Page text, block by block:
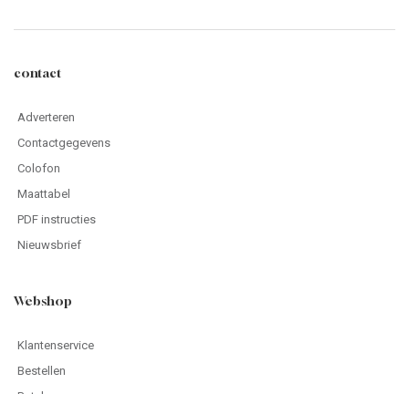
contact
Adverteren
Contactgegevens
Colofon
Maattabel
PDF instructies
Nieuwsbrief
Webshop
Klantenservice
Bestellen